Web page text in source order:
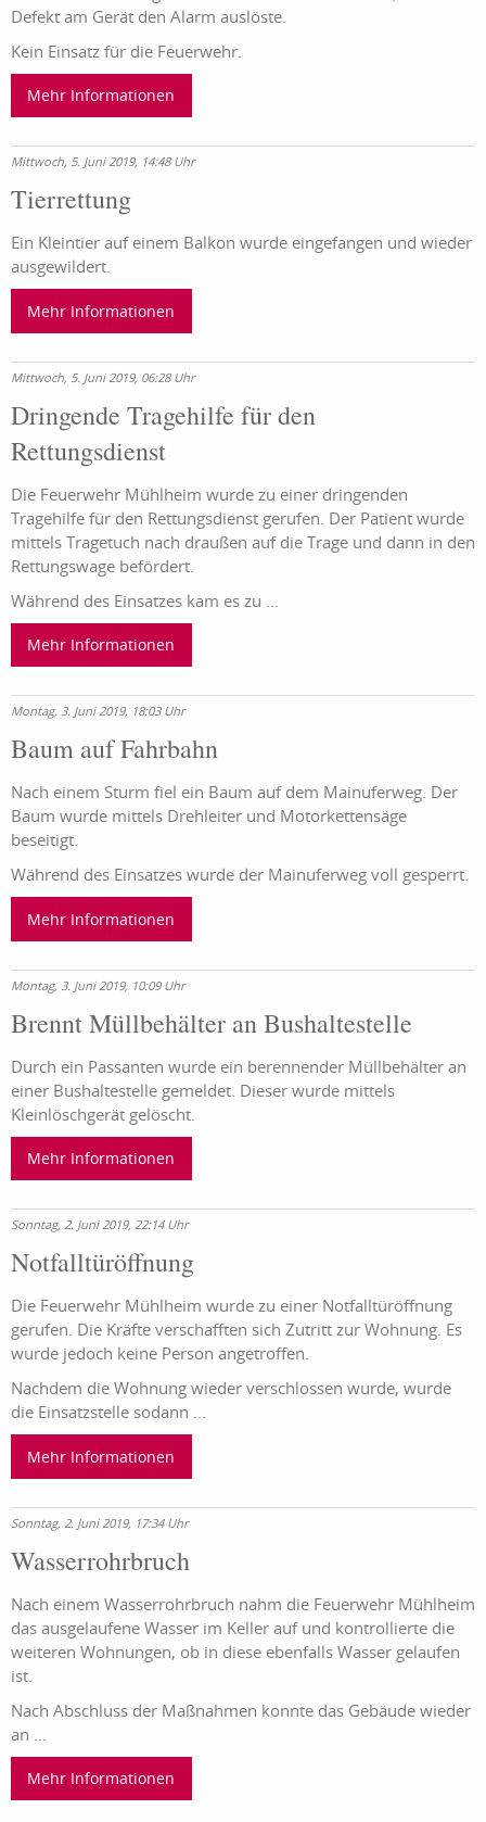
Defekt am Gerät den Alarm auslöste.
Kein Einsatz für die Feuerwehr.
Mehr Informationen
Mittwoch, 5. Juni 2019, 14:48 Uhr
Tierrettung
Ein Kleintier auf einem Balkon wurde eingefangen und wieder
ausgewildert.
Mehr Informationen
Mittwoch, 5. Juni 2019, 06:28 Uhr
Dringende Tragehilfe für den
Rettungsdienst
Die Feuerwehr Mühlheim wurde zu einer dringenden
Tragehilfe für den Rettungsdienst gerufen. Der Patient wurde
mittels Tragetuch nach draußen auf die Trage und dann in den
Rettungswage befördert.
Während des Einsatzes kam es zu ...
Mehr Informationen
Montag, 3. Juni 2019, 18:03 Uhr
Baum auf Fahrbahn
Nach einem Sturm fiel ein Baum auf dem Mainuferweg. Der
Baum wurde mittels Drehleiter und Motorkettensäge
beseitigt.
Während des Einsatzes wurde der Mainuferweg voll gesperrt.
Mehr Informationen
Montag, 3. Juni 2019, 10:09 Uhr
Brennt Müllbehälter an Bushaltestelle
Durch ein Passanten wurde ein berennender Müllbehälter an
einer Bushaltestelle gemeldet. Dieser wurde mittels
Kleinlöschgerät gelöscht.
Mehr Informationen
Sonntag, 2. Juni 2019, 22:14 Uhr
Notfalltüröffnung
Die Feuerwehr Mühlheim wurde zu einer Notfalltüröffnung
gerufen. Die Kräfte verschafften sich Zutritt zur Wohnung. Es
wurde jedoch keine Person angetroffen.
Nachdem die Wohnung wieder verschlossen wurde, wurde
die Einsatzstelle sodann ...
Mehr Informationen
Sonntag, 2. Juni 2019, 17:34 Uhr
Wasserrohrbruch
Nach einem Wasserrohrbruch nahm die Feuerwehr Mühlheim
das ausgelaufene Wasser im Keller auf und kontrollierte die
weiteren Wohnungen, ob in diese ebenfalls Wasser gelaufen
ist.
Nach Abschluss der Maßnahmen konnte das Gebäude wieder
an ...
Mehr Informationen